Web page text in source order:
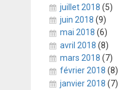
juillet 2018 (5)
juin 2018 (9)
mai 2018 (6)
avril 2018 (8)
mars 2018 (7)
février 2018 (8)
janvier 2018 (7)